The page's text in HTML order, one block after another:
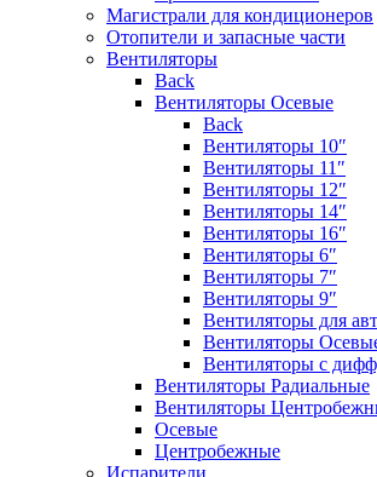
Магистрали для кондиционеров
Отопители и запасные части
Вентиляторы
Back
Вентиляторы Осевые
Back
Вентиляторы 10″
Вентиляторы 11″
Вентиляторы 12″
Вентиляторы 14″
Вентиляторы 16″
Вентиляторы 6″
Вентиляторы 7″
Вентиляторы 9″
Вентиляторы для
Вентиляторы
Вентиляторы с
Вентиляторы Радиальные
Вентиляторы
Осевые
Центробежные